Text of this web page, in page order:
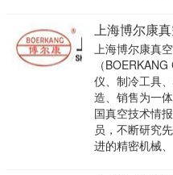
上海博尔康
上海博尔康真
（
仪、制冷工具
造、销售为一
国真空技术情
员，不断研究
进的精密机械